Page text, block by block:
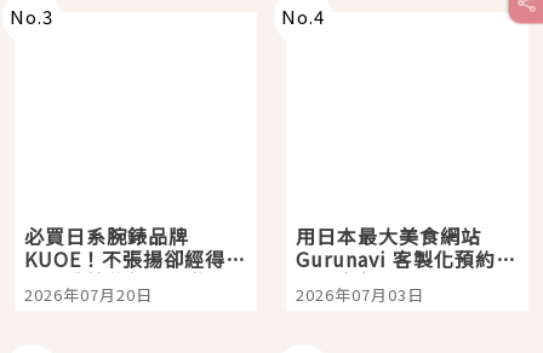
No.3
必買日系腕錶品牌
KUOE！不張揚卻經得起
時間洗鍊的經典之作五
選
2026年07月20日
No.4
用日本最大美食網站
Gurunavi 客製化預約九
大都市餐廳，打造專屬
美食體驗！
2026年07月03日